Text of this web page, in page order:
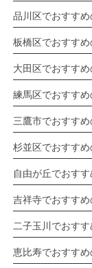
品川区でおすす
板橋区でおすす
大田区でおすす
練馬区でおすす
三鷹市でおすす
杉並区でおすす
自由が丘でおす
吉祥寺でおすす
二子玉川でおす
恵比寿でおすす